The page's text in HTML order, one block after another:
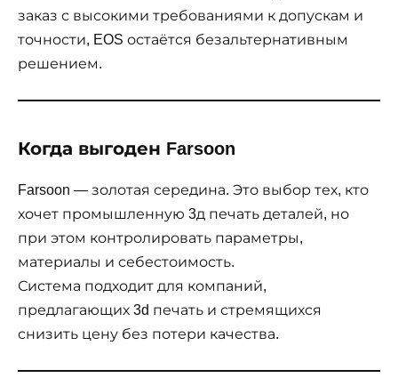
заказ с высокими требованиями к допускам и
точности, EOS остаётся безальтернативным
решением.
Когда выгоден Farsoon
Farsoon — золотая середина. Это выбор тех, кто
хочет промышленную 3д печать деталей, но
при этом контролировать параметры,
материалы и себестоимость.
Система подходит для компаний,
предлагающих 3d печать и стремящихся
снизить цену без потери качества.